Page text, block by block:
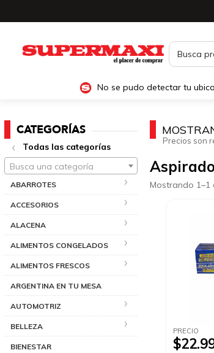
No se pudo detectar tu
CATEGORÍAS
Todas las categorías
Busca una categoría
ABARROTES
ACCESORIOS
ALACENA
ALIMENTOS CONGELADOS
ALIMENTOS FRESCOS
ARGENTINA EN TU MESA
AUTOMOTRIZ
BELLEZA
BIENESTAR
Precios son
Mostrando 1–1
PRECIO